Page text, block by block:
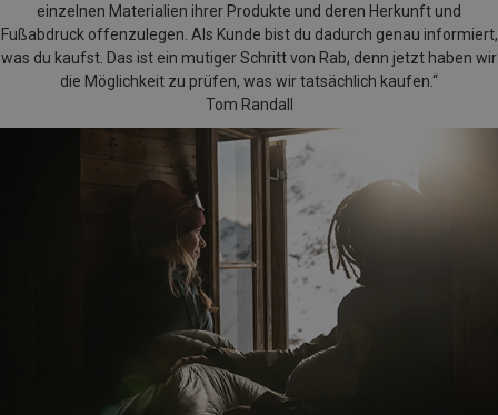
einzelnen Materialien ihrer Produkte und deren Herkunft und
Fußabdruck offenzulegen. Als Kunde bist du dadurch genau informiert,
was du kaufst. Das ist ein mutiger Schritt von Rab, denn jetzt haben wir
die Möglichkeit zu prüfen, was wir tatsächlich kaufen.“
Tom Randall